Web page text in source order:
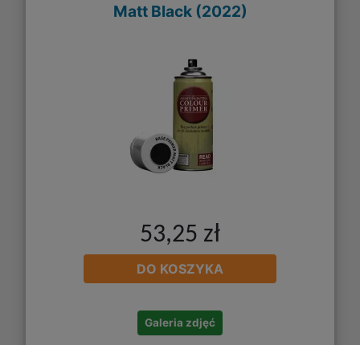
Matt Black (2022)
53,25 zł
DO KOSZYKA
Galeria zdjęć